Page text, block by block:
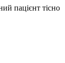
пацієнт тісно